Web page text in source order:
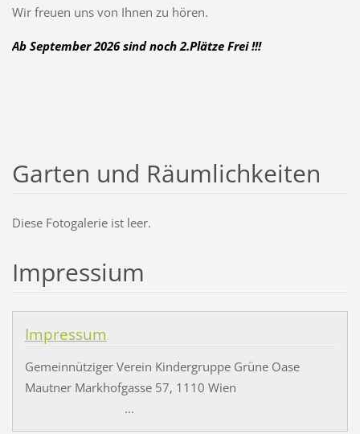
Wir freuen uns von Ihnen zu hören.
Ab September 2026 sind noch 2.Plätze Frei !!!
Garten und Räumlichkeiten
Diese Fotogalerie ist leer.
Impressium
Impressum
Gemeinnütziger Verein Kindergruppe Grüne Oase
Mautner Markhofgasse 57, 1110 Wien
...